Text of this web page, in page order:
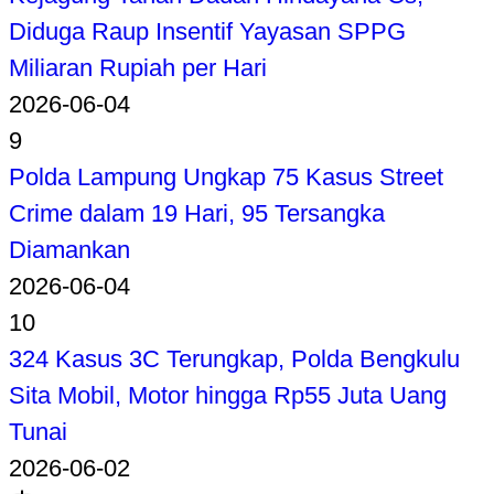
Diduga Raup Insentif Yayasan SPPG
Miliaran Rupiah per Hari
2026-06-04
9
Polda Lampung Ungkap 75 Kasus Street
Crime dalam 19 Hari, 95 Tersangka
Diamankan
2026-06-04
10
324 Kasus 3C Terungkap, Polda Bengkulu
Sita Mobil, Motor hingga Rp55 Juta Uang
Tunai
2026-06-02